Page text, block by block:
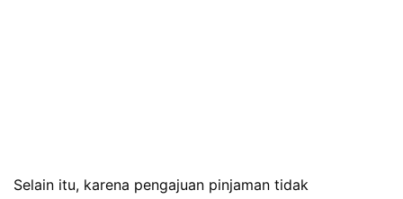
Selain itu, karena pengajuan pinjaman tidak